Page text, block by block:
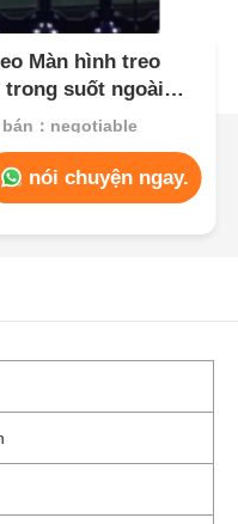
Màn hình treo
suốt ngoài
khấu mặt tiền
bán：negotiable
nói chuyện ngay.